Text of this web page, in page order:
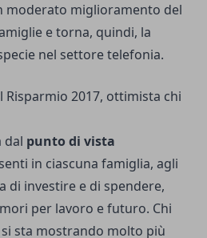
moderato miglioramento del
e torna, quindi, la
nel settore telefonia.
2017, ottimista chi
dal punto di vista
in ciascuna famiglia, agli
di investire e di spendere,
per lavoro e futuro. Chi
si sta mostrando molto più